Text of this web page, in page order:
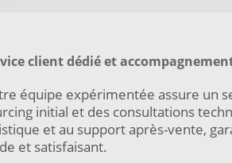
client dédié et
équipe expérimentée assure un
initial et des consultations
et au support après-vente,
et satisfaisant.